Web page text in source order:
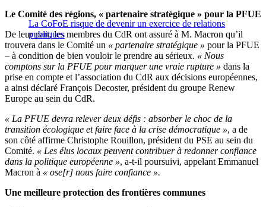
La CoFoE risque de devenir un exercice de relations
publiques
Le Comité des régions, « partenaire stratégique » pour la PFUE
De leur part, les membres du CdR ont assuré à M. Macron qu’il
trouvera dans le Comité un « partenaire stratégique » pour la PFUE
– à condition de bien vouloir le prendre au sérieux. « Nous
comptons sur la PFUE pour marquer une vraie rupture » dans la
prise en compte et l’association du CdR aux décisions européennes,
a ainsi déclaré François Decoster, président du groupe Renew
Europe au sein du CdR.
« La PFUE devra relever deux défis : absorber le choc de la
transition écologique et faire face à la crise démocratique », a de
son côté affirme Christophe Rouillon, président du PSE au sein du
Comité. « Les élus locaux peuvent contribuer à redonner confiance
dans la politique européenne », a-t-il poursuivi, appelant Emmanuel
Macron à « ose[r] nous faire confiance ».
Une meilleure protection des frontières communes